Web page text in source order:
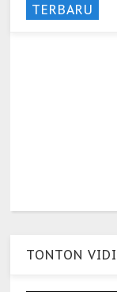
TERBARU
TONTON